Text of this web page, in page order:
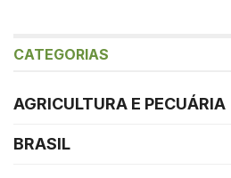
CATEGORIAS
AGRICULTURA E PECUÁRIA
BRASIL